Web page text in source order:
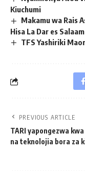
Kiuchumi
Makamu wa Rais
Hisa La Dar es Salaam
TFS Yashiriki
PREVIOUS ARTICLE
TARI yapongezwa
na teknolojia bora za